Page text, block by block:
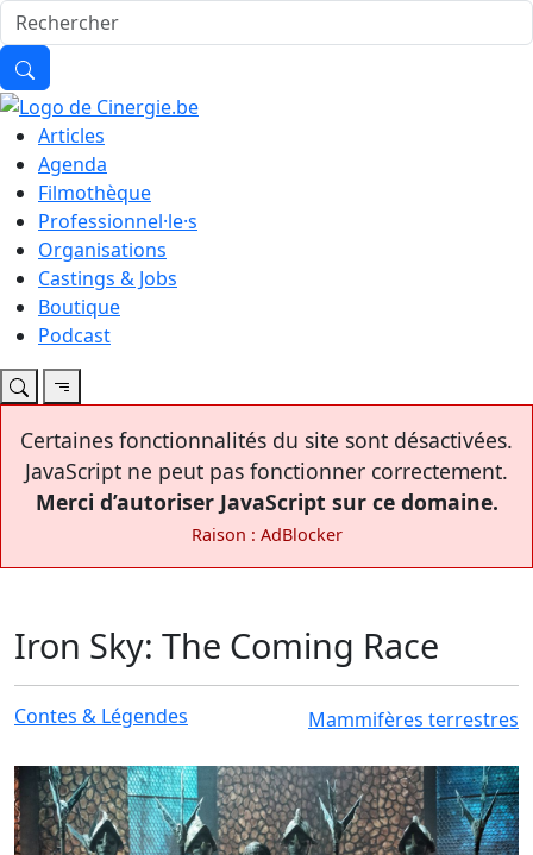
Articles
Agenda
Filmothèque
Professionnel·le·s
Organisations
Castings & Jobs
Boutique
Podcast
Certaines fonctionnalités du site sont désactivées.
JavaScript ne peut pas fonctionner correctement.
Merci d’autoriser JavaScript sur ce domaine.
Raison : AdBlocker
Iron Sky: The Coming Race
Contes & Légendes Mammifères terrestres